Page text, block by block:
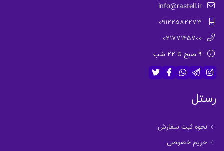
info@rastell.ir
09122582273
02177145700
9 صبح تا 22 شب
رستل
نحوه ثبت سفارش
حریم خصوصی